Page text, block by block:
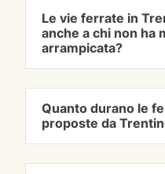
Le vie ferrate in
anche a chi non ha
arrampicata?
Quanto durano le
proposte da